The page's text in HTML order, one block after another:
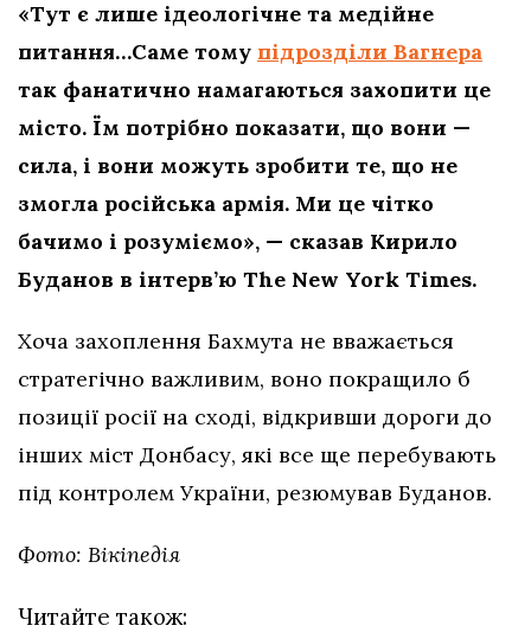
«Тут є лише ідеологічне та медійне
питання…Саме тому підрозділи Вагнера
так фанатично намагаються захопити це
місто. Їм потрібно показати, що вони —
сила, і вони можуть зробити те, що не
змогла російська армія. Ми це чітко
бачимо і розуміємо», — сказав Кирило
Буданов в інтерв’ю The New York Times.
Хоча захоплення Бахмута не вважається
стратегічно важливим, воно покращило б
позиції росії на сході, відкривши дороги до
інших міст Донбасу, які все ще перебувають
під контролем України, резюмував Буданов.
Фото: Вікіпедія
Читайте також: